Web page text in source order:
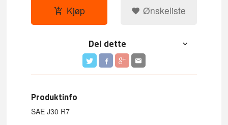
Kjøp Ønskeliste
Del dette
Produktinfo
SAE J30 R7